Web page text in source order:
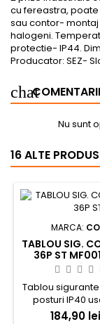
cu fereastra,
sau contor- montaj
halogeni.
protectie- IP44.
Producator: SEZ-
Nu sunt
16 ALTE
MARCA:
TABLOU SIG.
36P ST
Tablou sigurante
posturi IP40
Montaj
184,90 lei